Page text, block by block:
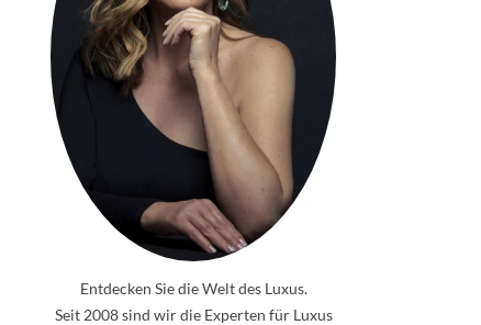
Entdecken Sie die Welt des Luxus.
Seit 2008 sind wir die Experten für Luxus